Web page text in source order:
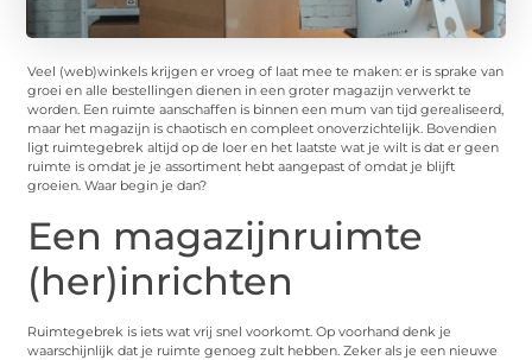
Veel (web)winkels krijgen er vroeg of laat mee te maken: er is sprake van
groei en alle bestellingen dienen in een groter magazijn verwerkt te
worden. Een ruimte aanschaffen is binnen een mum van tijd gerealiseerd,
maar het magazijn is chaotisch en compleet onoverzichtelijk. Bovendien
ligt ruimtegebrek altijd op de loer en het laatste wat je wilt is dat er geen
ruimte is omdat je je assortiment hebt aangepast of omdat je blijft
groeien. Waar begin je dan?
Een magazijnruimte
(her)inrichten
Ruimtegebrek is iets wat vrij snel voorkomt. Op voorhand denk je
waarschijnlijk dat je ruimte genoeg zult hebben. Zeker als je een nieuwe